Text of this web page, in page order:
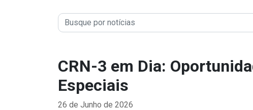
CRN-3 em Dia:
Especiais
26 de Junho de 2026